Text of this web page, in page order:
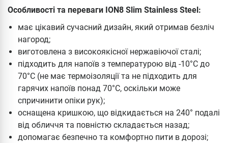
Особливості та переваги ION8 Slim Stainless Steel:
має цікавий сучасний дизайн, який отримав безліч
нагород;
виготовлена з високоякісної нержавіючої сталі;
підходить для напоїв з температурою від -10°C до
70°C (не має термоізоляції та не підходить для
гарячих напоїв понад 70°C, оскільки може
спричинити опіки рук);
оснащена кришкою, що відкидається на 240° подалі
від обличчя та повністю складається назад;
допомагає безпечно та комфортно пити в дорозі;